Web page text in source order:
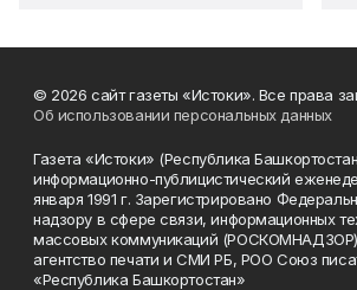
© 2026 сайт газеты «Истоки». Все права
Об использовании персональных данных
Газета «Истоки» (Республика
информационно-публицистический
января 1991 г. Зарегистрировано
надзору в сфере связи, информационных
массовых коммуникаций
агентство печати и СМИ РБ, РОО Союз
«Республика Башкортостан»